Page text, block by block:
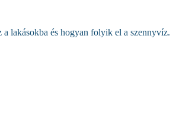
lakásokba és hogyan folyik el a szennyvíz.